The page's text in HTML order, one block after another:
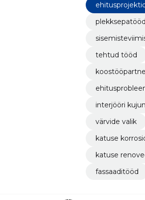
plekksepatööd
tehtud tööd
interjööri
värvide valik
katuse
katuse
fassaaditööd